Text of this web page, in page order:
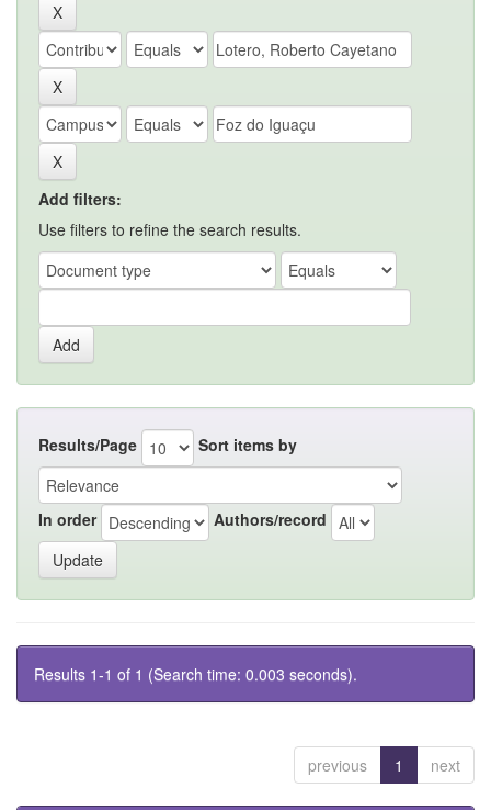
Add filters:
Use filters to refine the search results.
Results/Page Sort items by
In order Authors/record
Results 1-1 of 1 (Search time: 0.003 seconds).
previous 1 next